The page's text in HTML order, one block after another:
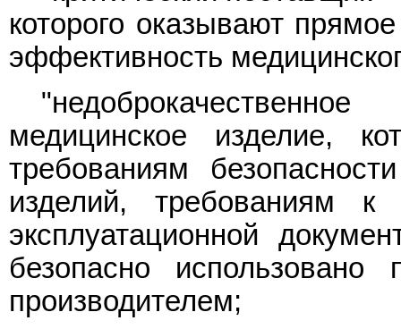
которого оказывают
эффективность
медицинское изделие,
требованиям
изделий, требованиям к
эксплуатационной
безопасно использовано
производителем;